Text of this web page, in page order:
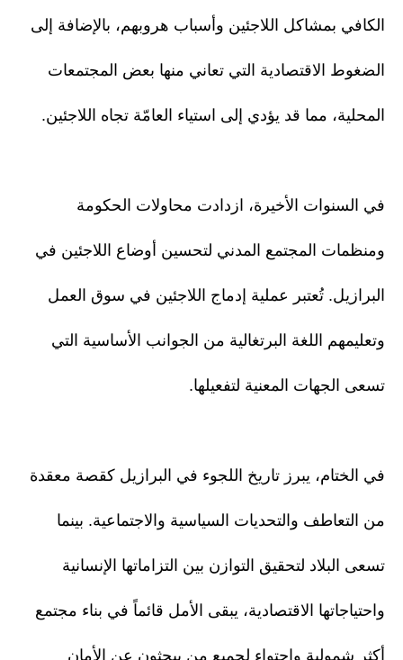
الكافي بمشاكل اللاجئين وأسباب هروبهم، بالإضافة إلى
الضغوط الاقتصادية التي تعاني منها بعض المجتمعات
المحلية، مما قد يؤدي إلى استياء العامّة تجاه اللاجئين.
في السنوات الأخيرة، ازدادت محاولات الحكومة
ومنظمات المجتمع المدني لتحسين أوضاع اللاجئين في
البرازيل. تُعتبر عملية إدماج اللاجئين في سوق العمل
وتعليمهم اللغة البرتغالية من الجوانب الأساسية التي
تسعى الجهات المعنية لتفعيلها.
في الختام، يبرز تاريخ اللجوء في البرازيل كقصة معقدة
من التعاطف والتحديات السياسية والاجتماعية. بينما
تسعى البلاد لتحقيق التوازن بين التزاماتها الإنسانية
واحتياجاتها الاقتصادية، يبقى الأمل قائماً في بناء مجتمع
أكثر شمولية واحتواء لجميع من يبحثون عن الأمان